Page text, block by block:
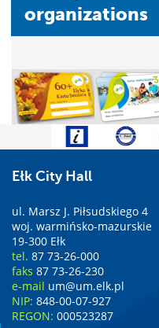
organizations
Ełk City Hall
ul. Marsz J. Piłsudskiego 4
woj. warmińsko-mazurskie
19-300 Ełk
tel. 87 73-26-000
faks 87 73-26-230
e-mail um@um.elk.pl
NIP: 848-00-07-927
REGON: 000523287